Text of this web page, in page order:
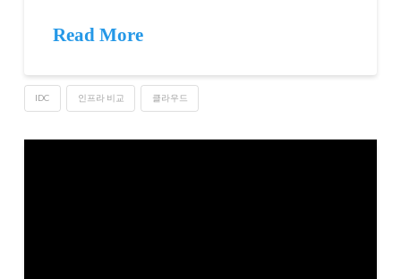
Read More
IDC 인프라 비교 클라우드